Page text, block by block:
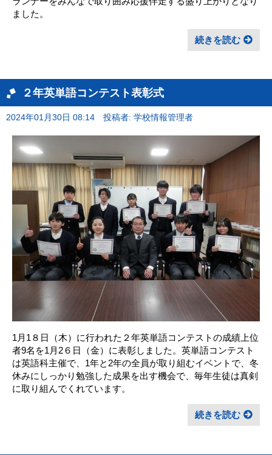
ました。
続きを読む
２年英単語コンテスト表彰式
2024年01月30日 08:14 投稿者: 学校情報管理者
1月1８日（木）に行われた２年英単語コンテストの成績上位
者9名を1月2６日（金）に表彰しました。英単語コンテスト
は英語科主催で、1年と2年の全員が取り組むイベントで、冬
休みにしっかり勉強した成果を出す機会で、毎年生徒は真剣
に取り組んでくれています。
続きを読む